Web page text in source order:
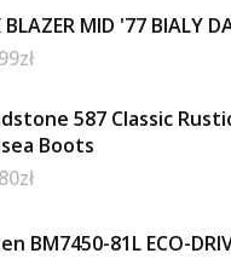
BLAZER MID '77 BIALY
zł
587 Classic
Boots
zł
BM7450-81L ECO-